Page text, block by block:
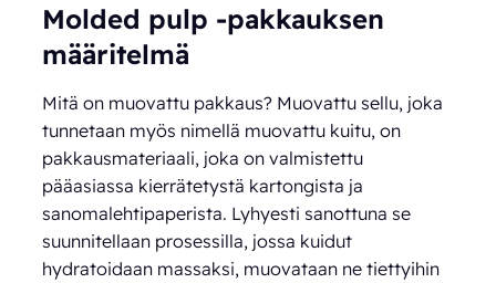
Molded pulp -pakkauksen
määritelmä
Mitä on muovattu pakkaus? Muovattu sellu, joka
tunnetaan myös nimellä muovattu kuitu, on
pakkausmateriaali, joka on valmistettu
pääasiassa kierrätetystä kartongista ja
sanomalehtipaperista. Lyhyesti sanottuna se
suunnitellaan prosessilla, jossa kuidut
hydratoidaan massaksi, muovataan ne tiettyihin